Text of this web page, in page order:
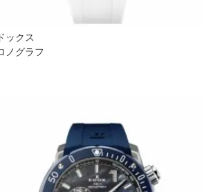
ックス
ノグラフ